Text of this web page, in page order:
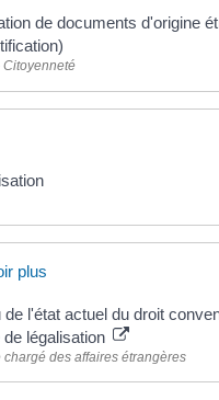
de documents d'origine
Citoyenneté
plus
de l'état actuel du droit
de légalisation
chargé des affaires étrangères